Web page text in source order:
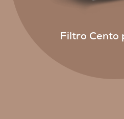
Filtro Cento